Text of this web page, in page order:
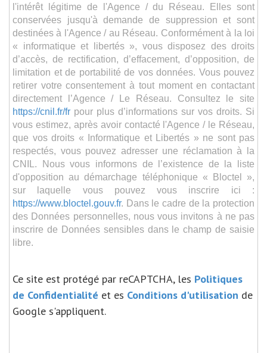
l'intérêt légitime de l'Agence / du Réseau. Elles sont
conservées jusqu'à demande de suppression et sont
destinées à l'Agence / au Réseau. Conformément à la loi
« informatique et libertés », vous disposez des droits
d’accès, de rectification, d’effacement, d’opposition, de
limitation et de portabilité de vos données. Vous pouvez
retirer votre consentement à tout moment en contactant
directement l’Agence / Le Réseau. Consultez le site
https://cnil.fr/fr pour plus d’informations sur vos droits. Si
vous estimez, après avoir contacté l'Agence / le Réseau,
que vos droits « Informatique et Libertés » ne sont pas
respectés, vous pouvez adresser une réclamation à la
CNIL. Nous vous informons de l’existence de la liste
d'opposition au démarchage téléphonique « Bloctel »,
sur laquelle vous pouvez vous inscrire ici :
https://www.bloctel.gouv.fr. Dans le cadre de la protection
des Données personnelles, nous vous invitons à ne pas
inscrire de Données sensibles dans le champ de saisie
libre.
Ce site est protégé par reCAPTCHA, les Politiques
de Confidentialité et es Conditions d'utilisation de
Google s'appliquent.